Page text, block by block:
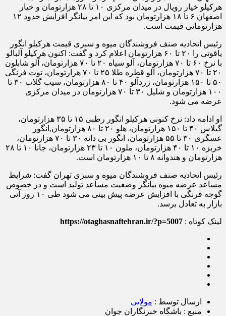
هرکیلو خیار رویال در میدان مرکزی ۱۰ تا ۲۸ هزارتومان و خیار
اصفهان ۶ تا ۱۸ هزارتومان بود که این امر بیانگر افزایش حدود ۱۲
هزارتومانی قیمت است.
رئیس اتحادیه صنف فروشندگان میوه و سبزی قیمت هرکیلو انگور
یاقوتی را ۲۰ تا ۶۰ هزارتومان اعلام کرد و گفت: اکنون هرکیلو آلبالو
با نرخ ۶۰ تا ۷۰ هزارتومان، آلو سیاه ۲۰ تا ۷۰ هزارتومان، آلو شابلون
۲۰ تا ۷۰ هزارتومان، آلو قطره طلا ۲۵ تا ۷۰ هزارتومان، توت فرنگی
۵۰ تا ۱۵۰ هزارتومان، زردآلو ۴۰ تا ۸۰ هزارتومان، سیب گلاب ۳۰ تا
۱۰۰ هزارتومان و شلیل ۳۰ تا ۷۰ هزارتومان در میدان مرکزی
عرضه می شود.
او ادامه داد: نرخ کنونی هرکیلو انگور رطبی ۱۵ تا ۳۵ هزارتومان،
گیلاس ۴۰ تا ۱۵۰ هزارتومان، هلو ۲۰ تا ۸۰ هزارتومان,انگور
عسگری ۳۰ تا ۵۵ هزارتومان، انگور بی دانه ۳۰ تا ۷۰ هزارتومان،
خربزه ۱۰ تا ۴۰ هزارتومان، ملون ۱۰ تا ۲۳ هزارتومان، جانا ۱۰ تا ۲۸
هزارتومان و هندوانه ۸ تا ۱۰ هزارتومان است.
رئیس اتحادیه صنف فروشندگان میوه و سبزی تهران گفت: شرایط
مساعد عرضه میوه بیانگر وضعیت مساعد تولید است و در خصوص
گوجه فرنگی با افزایش عرضه پیش بینی می شود طی ۱۰ روز آتی
بازار به تعادل برسد.
لینک کوتاه : https://otaghasnaftehran.ir/?p=5007
ارسال توسط : مولایی
منبع : باشگاه خبرنگاران جوان